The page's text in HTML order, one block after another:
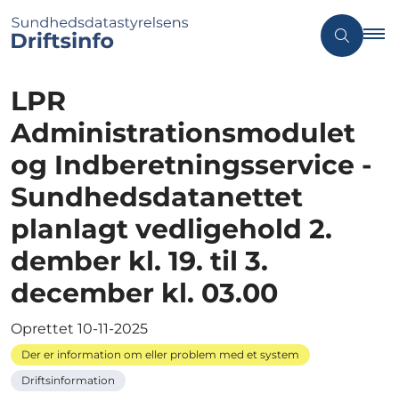
LPR
Administrationsmodulet
og Indberetningsservice -
Sundhedsdatanettet
planlagt vedligehold 2.
dember kl. 19. til 3.
december kl. 03.00
Oprettet 10-11-2025
Der er information om eller problem med et system
Driftsinformation